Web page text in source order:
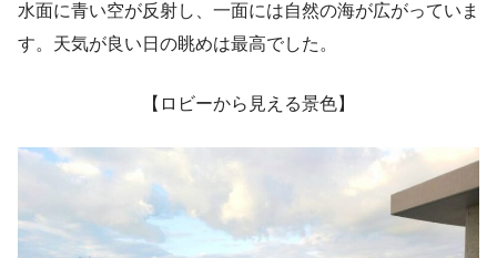
水面に青い空が反射し、一面には自然の海が広がっていま
す。天気が良い日の眺めは最高でした。
【ロビーから見える景色】